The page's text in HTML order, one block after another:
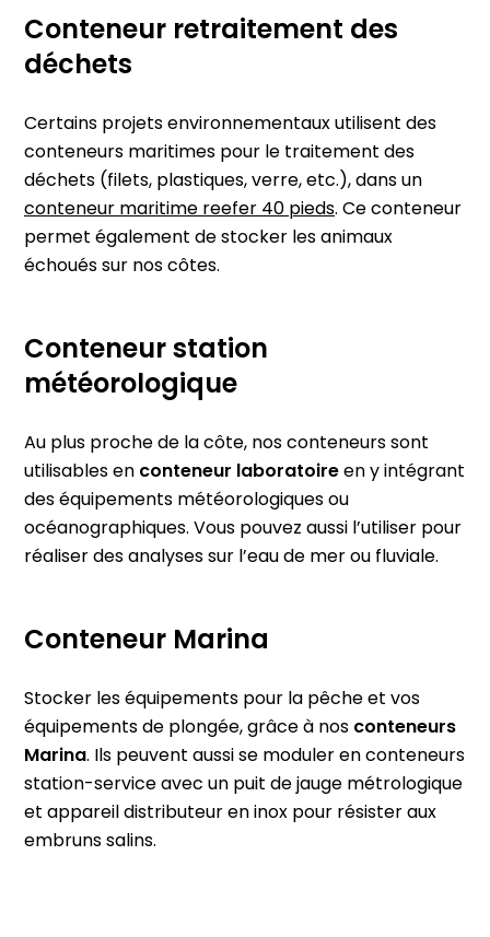
Conteneur retraitement des
déchets
Certains projets environnementaux utilisent des
conteneurs maritimes pour le traitement des
déchets (filets, plastiques, verre, etc.), dans un
conteneur maritime reefer 40 pieds.Ce conteneur
permet également de stocker les animaux
échoués sur nos côtes.
Conteneur station
météorologique
Au plus proche de la côte, nos conteneurs sont
utilisables enconteneur laboratoireen y intégrant
des équipements météorologiques ou
océanographiques. Vous pouvez aussi l’utiliser pour
réaliser des analyses sur l’eau de mer ou fluviale.
Conteneur Marina
Stocker les équipements pour la pêche et vos
équipements de plongée, grâce à nosconteneurs
Marina. Ils peuvent aussi se moduler en conteneurs
station-service avec un puit de jauge métrologique
et appareil distributeur en inox pour résister aux
embruns salins.